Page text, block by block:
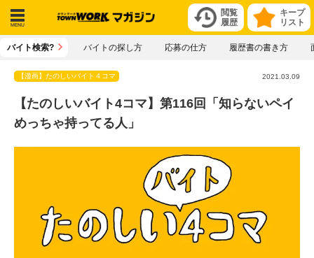
キープ
リスト
閲覧
履歴
メニ
バイト検索? バイトの探し方 応募の仕方 履歴書の書き方
【漫画】たのしいバイト４コマ 2021.03.09
【たのしいバイト4コマ】第116回「知らないペイ
めっちゃ持ってる人」